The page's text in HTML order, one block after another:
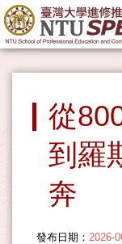
從
到羅
奔
發布日期： 2026-